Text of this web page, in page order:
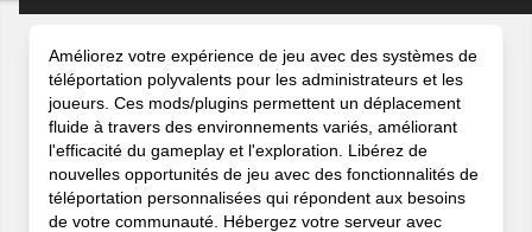
Améliorez votre expérience de jeu avec des systèmes de
téléportation polyvalents pour les administrateurs et les
joueurs. Ces mods/plugins permettent un déplacement
fluide à travers des environnements variés, améliorant
l'efficacité du gameplay et l'exploration. Libérez de
nouvelles opportunités de jeu avec des fonctionnalités de
téléportation personnalisées qui répondent aux besoins
de votre communauté. Hébergez votre serveur avec